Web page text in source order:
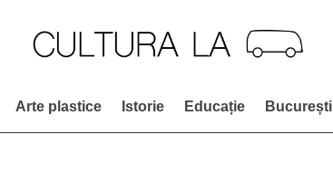
Arte plastice Istorie Educație București